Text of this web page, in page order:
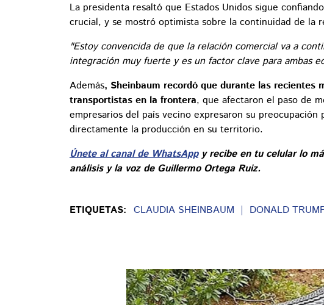
La presidenta resaltó que Estados Unidos sigue
crucial, y se mostró optimista sobre la continuidad de la
"Estoy convencida de que la relación comercial va a
integración muy fuerte y es un factor clave para ambas
Además, Sheinbaum recordó que durante las recientes
transportistas en la frontera, que afectaron el paso de
empresarios del país vecino expresaron su
directamente la producción en su territorio.
Únete al canal de WhatsAppy recibe en tu celular lo
análisis y la voz de Guillermo Ortega Ruiz.
ETIQUETAS: CLAUDIA SHEINBAUM DONALD